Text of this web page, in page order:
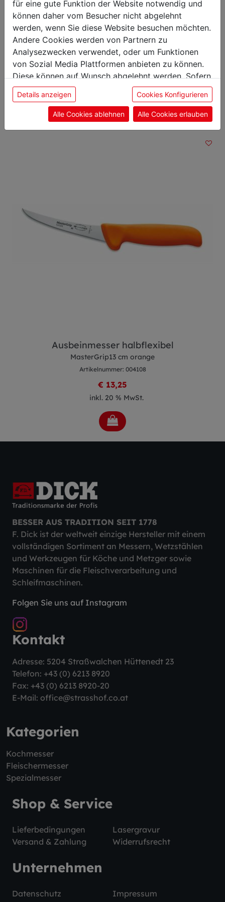
Gewicht: 0,12 kg
Klingenlänge: 15 cm
Das könnte Sie auch
interessieren
Ausbeinmesser halbflexibel
MasterGrip13 cm orange
Artikelnummer: 004108
€ 13,25
inkl. 20 % MwSt.
BESSER AUS TRADITION SEIT 1778
F. Dick ist der weltweit einzige Hersteller mit einem
vollständigen Sortiment an Messern, Wetzstählen
und Werkzeugen für Köche und Metzger sowie
Maschinen für die Fleischverarbeitung und
Schleifmaschinen.
Folgen Sie uns auf Instagram
Kontakt
Adresse: 5204 Straßwalchen Hüttenedt 23
Telefon: +43 (0) 6213 8920
Fax: +43 (0) 6213 8920-20
E-Mail: office@strasshof.co.at
Kategorien
Kochmesser
Fleischermesser
Spezialmesser
Shop & Service
Lieferbedingungen
Lasergravur
Versand & Zahlung
Widerrufsrecht
Unternehmen
Datenschutz
Impressum
für eine gute Funktion der Website notwendig und
können daher vom Besucher nicht abgelehnt
werden, wenn Sie diese Website besuchen möchten.
Andere Cookies werden von Partnern zu
Analysezwecken verwendet, oder um Funktionen
von Sozial Media Plattformen anbieten zu können.
Diese können auf Wunsch abgelehnt werden. Sofern
sie unsere Webseite weiter nutzen, geben Sie
Einwilligung zu unseren Cookies.
Details anzeigen Cookies Konfigurieren
Alle Cookies ablehnen Alle Cookies erlauben